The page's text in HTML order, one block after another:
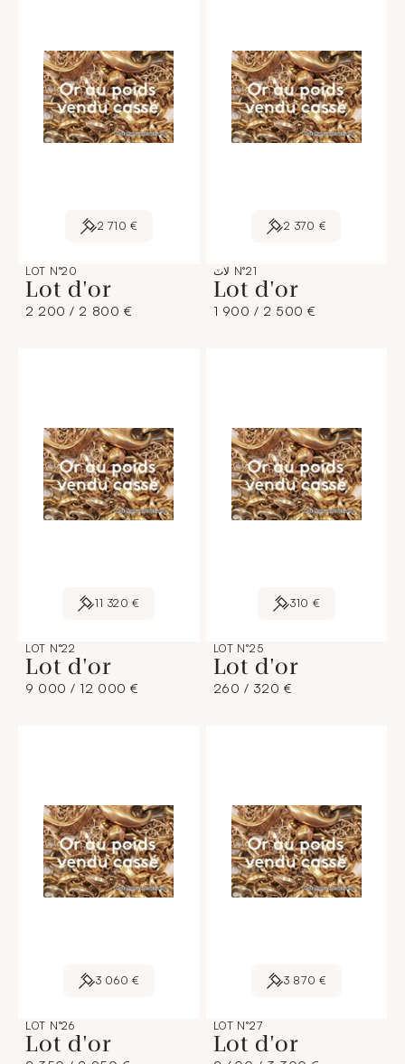
2 710 €
LOT N°20
Lot d'or
2 200 / 2 800 €
2 370 €
لاٽ N°21
Lot d'or
1 900 / 2 500 €
11 320 €
LOT N°22
Lot d'or
9 000 / 12 000 €
310 €
LOT N°25
Lot d'or
260 / 320 €
3 060 €
LOT N°26
Lot d'or
3 870 €
LOT N°27
Lot d'or